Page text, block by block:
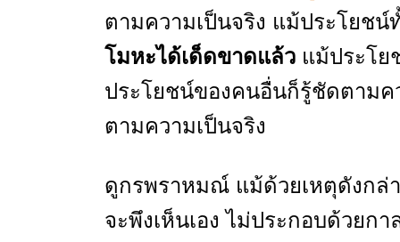
ตามความเป็นจริง แม้ประโยช
โมหะได้เด็ดขาดแล้ว แม้ประโย
ประโยชน์ของคนอื่นก็รู้ชัดตาม
ตามความเป็นจริง
ดูกรพราหมณ์ แม้ด้วยเหตุดังกล่
จะพึงเห็นเอง ไม่ประกอบด้วยก